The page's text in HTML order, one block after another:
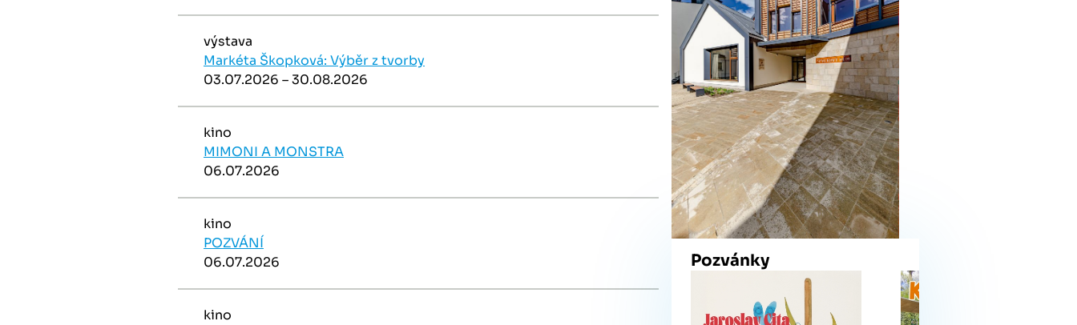
výstava
Markéta Škopková: Výběr z tvorby
03.07.2026 – 30.08.2026
kino
MIMONI A MONSTRA
06.07.2026
kino
POZVÁNÍ
06.07.2026
kino
Pozvánky